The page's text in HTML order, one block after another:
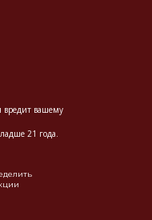
вредит вашему
21 года.